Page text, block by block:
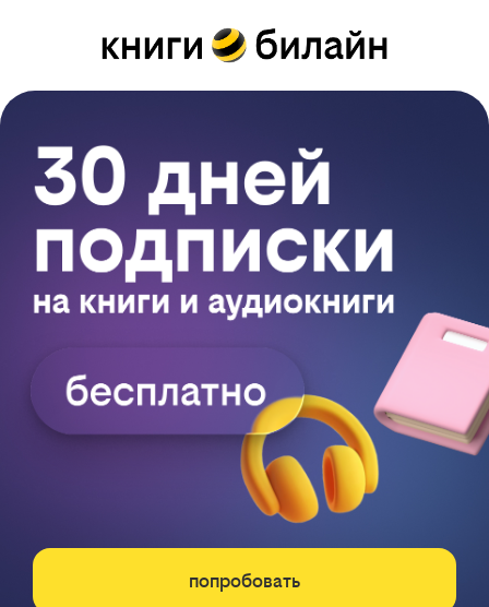
попробовать